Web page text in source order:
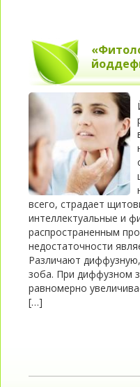
всего, страдает
интеллектуальные и
распространенным
недостаточности
Различают
зоба. При диффузном
равномерно
[…]